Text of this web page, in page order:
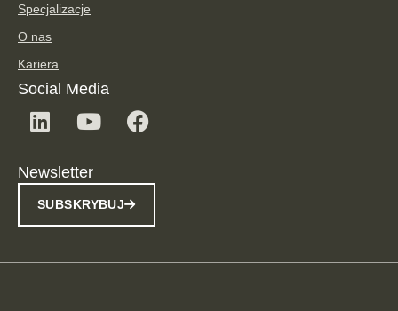
Specjalizacje
O nas
Kariera
Social Media
Newsletter
SUBSKRYBUJ